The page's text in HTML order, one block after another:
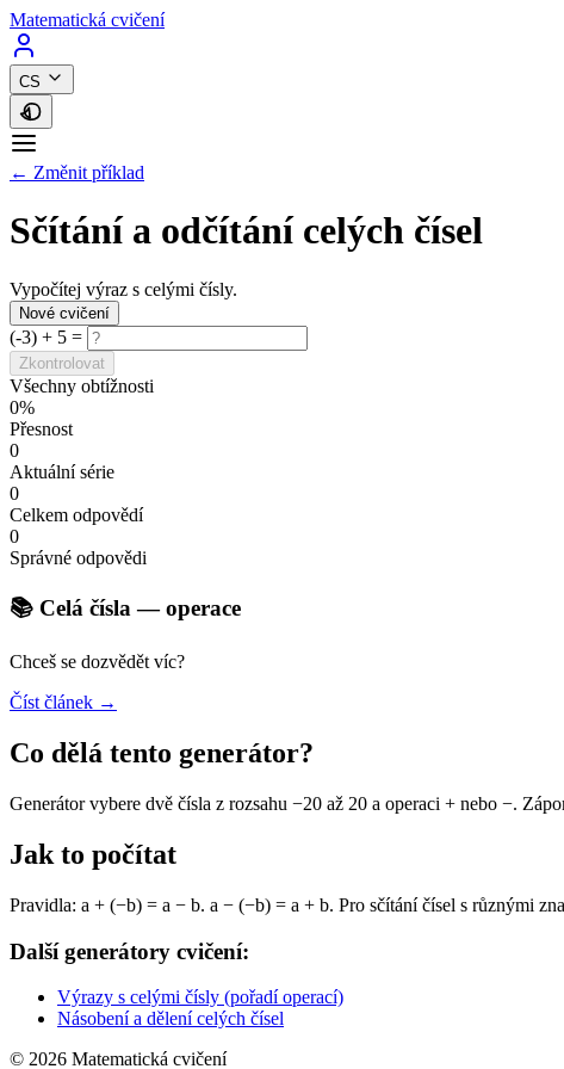
Matematická cvičení
CS
← Změnit příklad
Sčítání a odčítání celých čísel
Vypočítej výraz s celými čísly.
Nové cvičení
(-3) + 5 =
Zkontrolovat
Všechny obtížnosti
0%
Přesnost
0
Aktuální série
0
Celkem odpovědí
0
Správné odpovědi
📚 Celá čísla — operace
Chceš se dozvědět víc?
Číst článek →
Co dělá tento generátor?
Generátor vybere dvě čísla z rozsahu −20 až 20 a operaci + nebo −.
Jak to počítat
Pravidla: a + (−b) = a − b. a − (−b) = a + b. Pro sčítání čísel s různými
Další generátory cvičení:
Výrazy s celými čísly (pořadí operací)
Násobení a dělení celých čísel
© 2026 Matematická cvičení